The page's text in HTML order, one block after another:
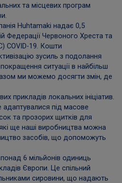
та місцевих програм
Huhtamaki надає 0,5
Федерації Червоного Хреста та
COVID-19. Кошти
зусиль з подолання
ситуації в найбільш
ми можемо досягти змін, де
прикладів локальних ініціатив.
адаптувалися під масове
та прозорих щитків для
ще наші виробництва можна
засобів, що допоможуть
6 мільйонів одиниць
Європи. Це спільний
сировини, що надають